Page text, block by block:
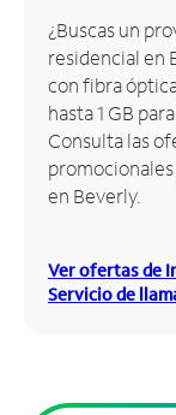
Inglés
Administrar
cuenta
Encuentra
una
tienda
¿Buscas un
residencial en
con fibra
hasta 1 GB
Consulta las
en Beverly.
Ver ofertas de
Servicio de